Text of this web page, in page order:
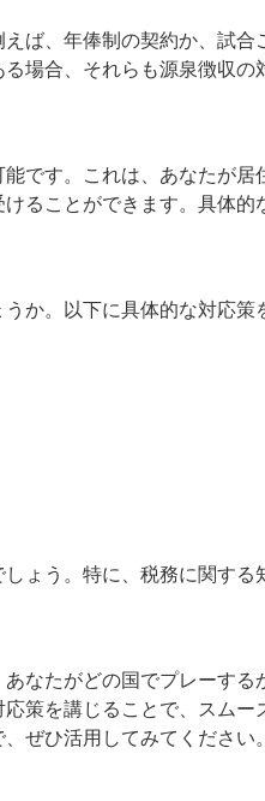
ば、年俸制の契約か、試合
場合、それらも源泉徴収の
です。これは、あなたが居
ることができます。具体的
か。以下に具体的な対応策
ょう。特に、税務に関する
なたがどの国でプレーする
策を講じることで、スムー
ぜひ活用してみてください